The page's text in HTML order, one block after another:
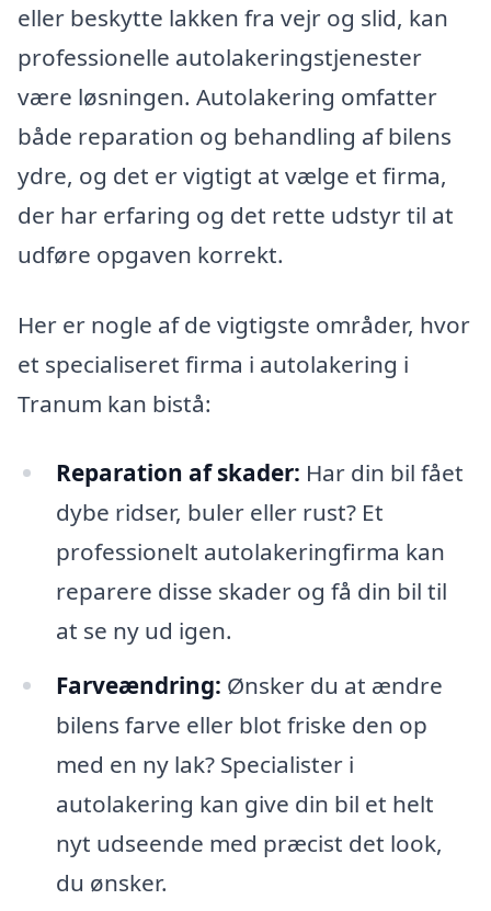
eller beskytte lakken fra vejr og slid, kan
professionelle autolakeringstjenester
være løsningen. Autolakering omfatter
både reparation og behandling af bilens
ydre, og det er vigtigt at vælge et firma,
der har erfaring og det rette udstyr til at
udføre opgaven korrekt.
Her er nogle af de vigtigste områder, hvor
et specialiseret firma i autolakering i
Tranum kan bistå:
Reparation af skader: Har din bil fået
dybe ridser, buler eller rust? Et
professionelt autolakeringfirma kan
reparere disse skader og få din bil til
at se ny ud igen.
Farveændring: Ønsker du at ændre
bilens farve eller blot friske den op
med en ny lak? Specialister i
autolakering kan give din bil et helt
nyt udseende med præcist det look,
du ønsker.